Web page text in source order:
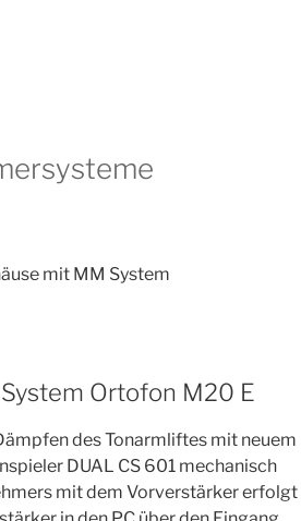
mit MM System
Ortofon M20 E
des Tonarmliftes mit neuem
DUAL CS 601 mechanisch
mit dem Vorverstärker erfolgt